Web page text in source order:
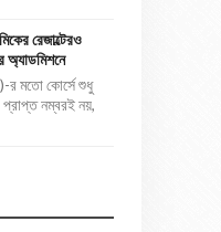
রেজাল্টেরও
অ্যাডমিশনে
র মতো কোর্সে শুধু
নম্বরই নয়,